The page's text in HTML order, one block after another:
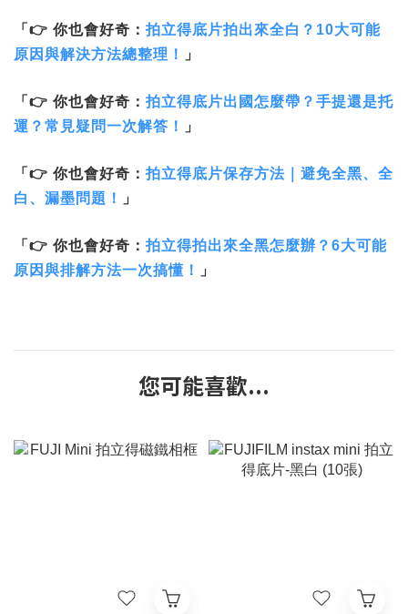
「👉 你也會好奇： 拍立得底片拍出來全白？10大可能
原因與解決方法總整理！
」
「👉 你也會好奇： 拍立得底片出國怎麼帶？手提還是托
運？常見疑問一次解答！
」
「👉 你也會好奇： 拍立得底片保存方法｜避免全黑、全
白、漏墨問題！
」
「👉 你也會好奇： 拍立得拍出來全黑怎麼辦？6大可能
原因與排解方法一次搞懂！
」
您可能喜歡...